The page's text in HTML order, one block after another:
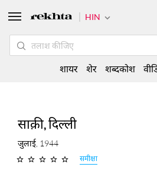
साक़ी, दिल्ली
जुलाई, 1944
समीक्षा
HIN
शायर शेर शब्दकोश